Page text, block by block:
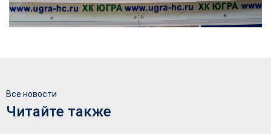
Все новости
Читайте также